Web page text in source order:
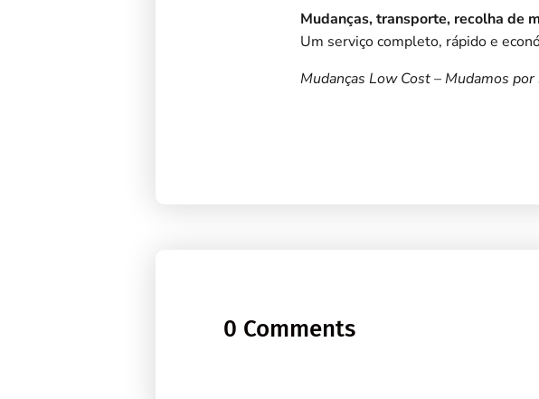
Mudanças, transporte, recolha de
Um serviço completo, rápido e
Mudanças Low Cost – Mudamos
0 Comments